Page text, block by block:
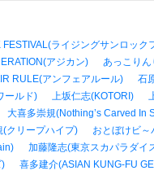
FESTIVAL(ライジングサンロック
アジカン)
あっこり
RULE(アンフェアルール) 石
ールド)
上坂仁志(KOTORI)
大喜多崇規(Nothing’s Carved In
(クリープハイプ) おとぼけビ～
加藤隆志(東京スカパラダイ
)
喜多建介(ASIAN KUNG-FU